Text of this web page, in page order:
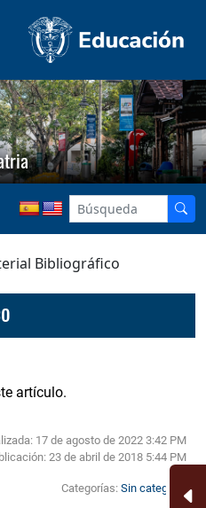
Bibliográfico
artículo.
17 de agosto de 2022 3:42 PM
23 de abril de 2018 5:44 PM
Categorías: Sin categoría